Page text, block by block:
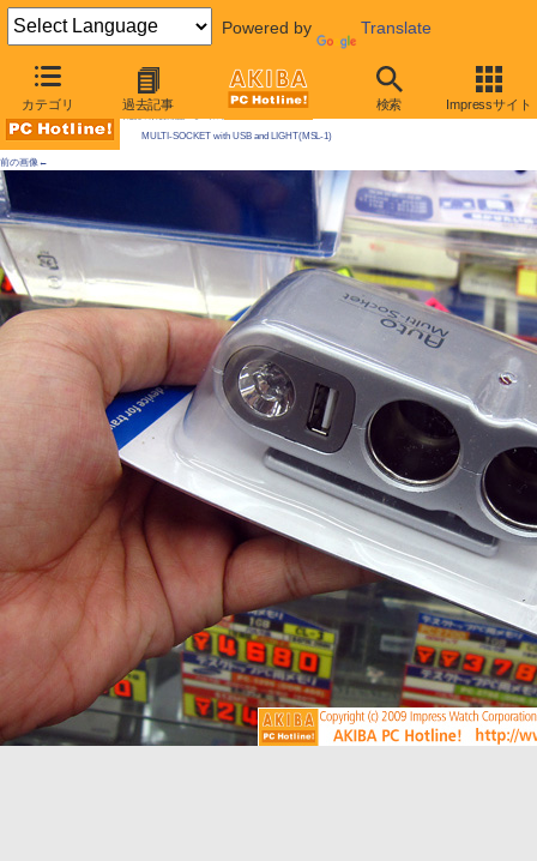
Powered by Translate
カテゴリ 過去記事 検索 Impressサイト
AKIBA PC Hotline! 2009年5月23日号
MULTI-SOCKET with USB and LIGHT(MSL-1)
前の画像←